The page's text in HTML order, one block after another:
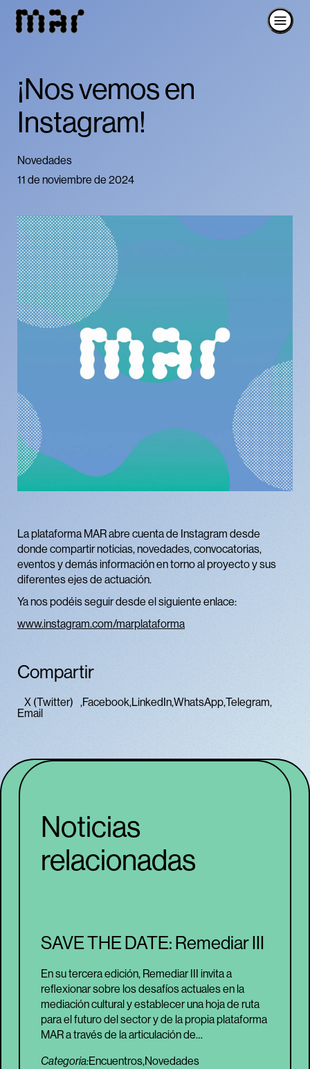
¡Nos vemos en
Instagram!
Novedades
11 de noviembre de 2024
La plataforma MAR abre cuenta de Instagram desde
donde compartir noticias, novedades, convocatorias,
eventos y demás información en torno al proyecto y sus
diferentes ejes de actuación.
Ya nos podéis seguir desde el siguiente enlace:
www.instagram.com/marplataforma
Compartir
X (Twitter) Facebook LinkedInWhatsAppTelegram
Email
Noticias
relacionadas
SAVE THE DATE: Remediar III
En su tercera edición, Remediar III invita a
reflexionar sobre los desafíos actuales en la
mediación cultural y establecer una hoja de ruta
para el futuro del sector y de la propia plataforma
MAR a través de la articulación de…
Categoria:Encuentros,Novedades